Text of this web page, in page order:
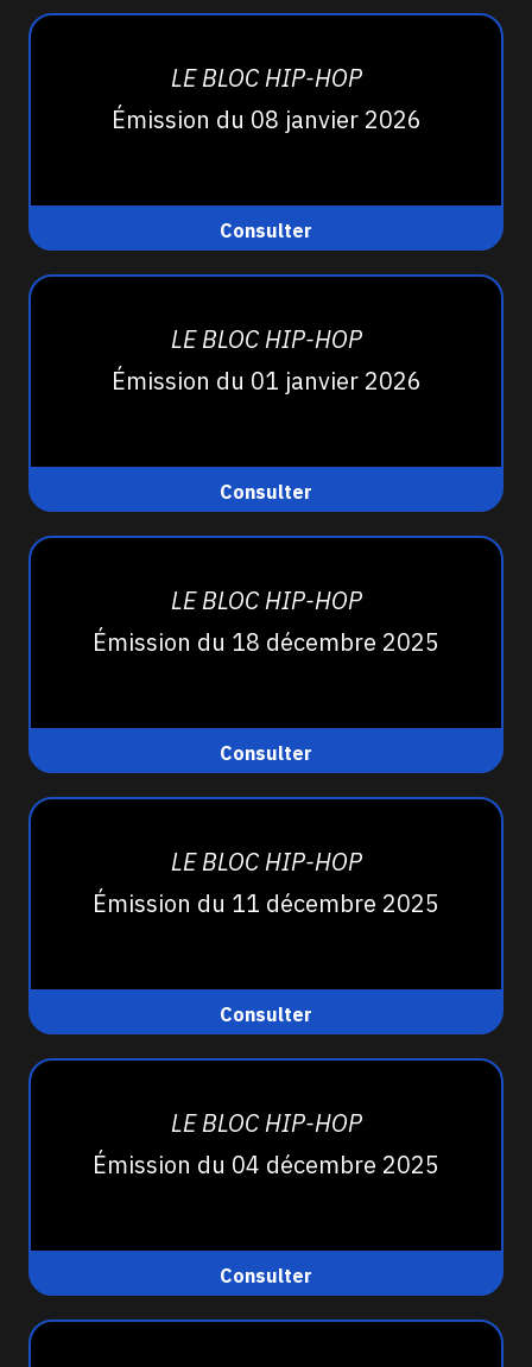
LE BLOC HIP-HOP
Émission du 08 janvier 2026
Consulter
LE BLOC HIP-HOP
Émission du 01 janvier 2026
Consulter
LE BLOC HIP-HOP
Émission du 18 décembre 2025
Consulter
LE BLOC HIP-HOP
Émission du 11 décembre 2025
Consulter
LE BLOC HIP-HOP
Émission du 04 décembre 2025
Consulter